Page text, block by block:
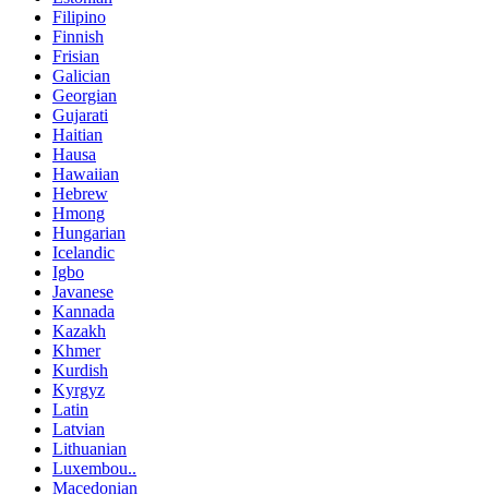
Filipino
Finnish
Frisian
Galician
Georgian
Gujarati
Haitian
Hausa
Hawaiian
Hebrew
Hmong
Hungarian
Icelandic
Igbo
Javanese
Kannada
Kazakh
Khmer
Kurdish
Kyrgyz
Latin
Latvian
Lithuanian
Luxembou..
Macedonian